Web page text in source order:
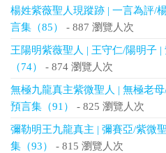
楊姓紫薇聖人現蹤跡 | 一言為評/
言集（85）
- 887 瀏覽人次
王陽明紫薇聖人 | 王守仁/陽明子
（74）
- 874 瀏覽人次
無極九龍真主紫微聖人 | 無極老
預言集（91）
- 825 瀏覽人次
彌勒明王九龍真主 | 彌賽亞/紫微
集（93）
- 815 瀏覽人次